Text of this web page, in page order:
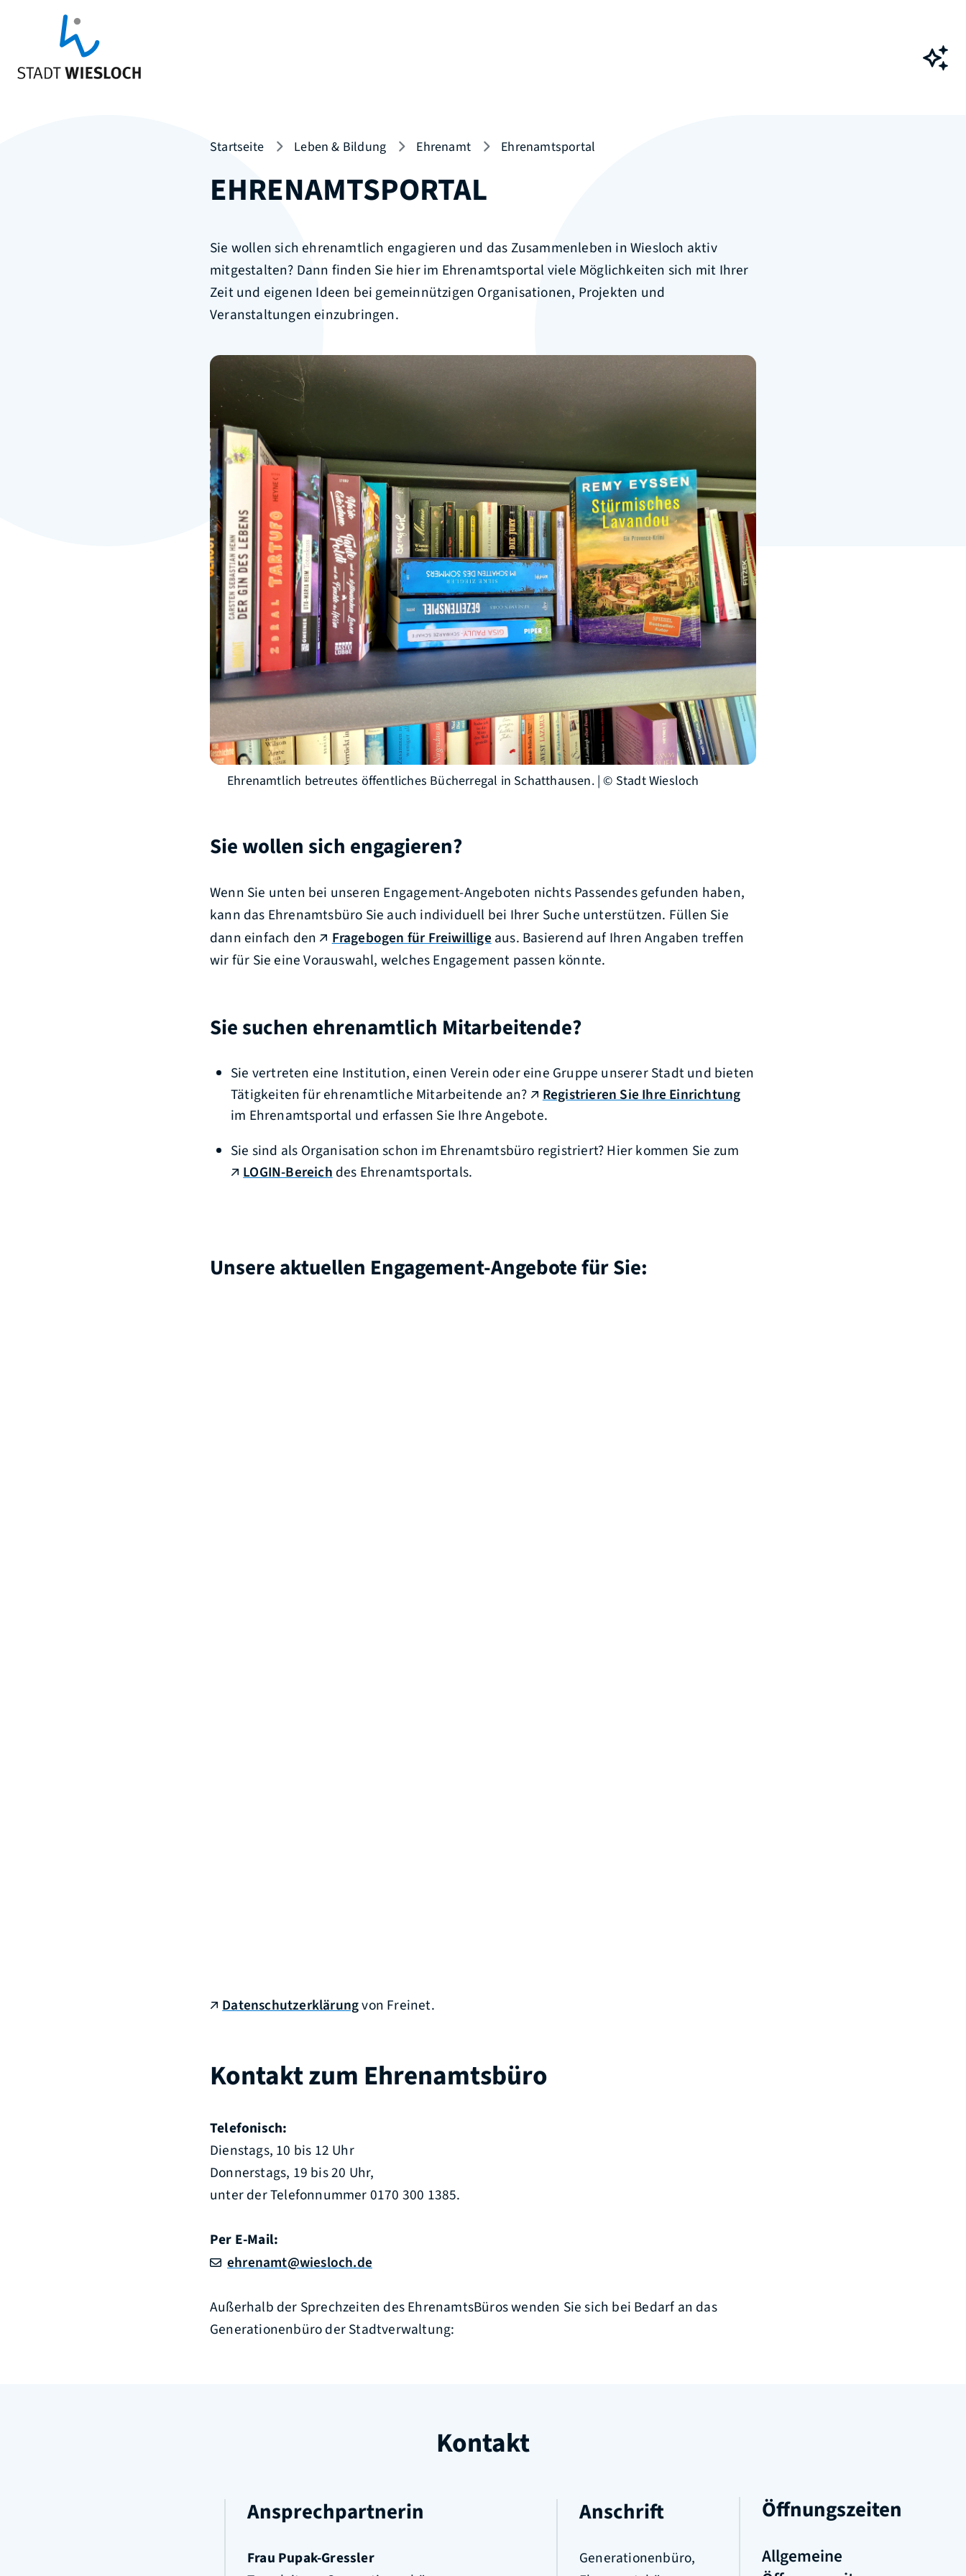
Startseite Leben & Bildung Ehrenamt Ehrenamtsportal
EHRENAMTSPORTAL
Sie wollen sich ehrenamtlich engagieren und das Zusammenleben in Wiesloch aktiv
mitgestalten? Dann finden Sie hier im Ehrenamtsportal viele Möglichkeiten sich mit Ihrer
Zeit und eigenen Ideen bei gemeinnützigen Organisationen, Projekten und
Veranstaltungen einzubringen.
Ehrenamtlich betreutes öffentliches Bücherregal in Schatthausen. | © Stadt Wiesloch
Sie wollen sich engagieren?
Wenn Sie unten bei unseren Engagement-Angeboten nichts Passendes gefunden haben,
kann das Ehrenamtsbüro Sie auch individuell bei Ihrer Suche unterstützen. Füllen Sie
dann einfach den
Fragebogen für Freiwilligeaus. Basierend auf Ihren Angaben treffen
wir für Sie eine Vorauswahl, welches Engagement passen könnte.
Sie suchen ehrenamtlich Mitarbeitende?
Sie vertreten eine Institution, einen Verein oder eine Gruppe unserer Stadt und bieten
Tätigkeiten für ehrenamtliche Mitarbeitende an?
Registrieren Sie Ihre Einrichtung
im Ehrenamtsportal und erfassen Sie Ihre Angebote.
Sie sind als Organisation schon im Ehrenamtsbüro registriert? Hier kommen Sie zum
LOGIN-Bereichdes Ehrenamtsportals.
Unsere aktuellen Engagement-Angebote für Sie:
Datenschutzerklärungvon Freinet.
Kontakt zum Ehrenamtsbüro
Telefonisch:
Dienstags, 10 bis 12 Uhr
Donnerstags, 19 bis 20 Uhr,
unter der Telefonnummer 0170 300 1385.
Per E-Mail:
ehrenamt@wiesloch.de
Außerhalb der Sprechzeiten des EhrenamtsBüros wenden Sie sich bei Bedarf an das
Generationenbüro der Stadtverwaltung:
Kontakt
Ansprechpartnerin
Frau Pupak-Gressler
Anschrift
Generationenbüro,
Öffnungszeiten
Allgemeine